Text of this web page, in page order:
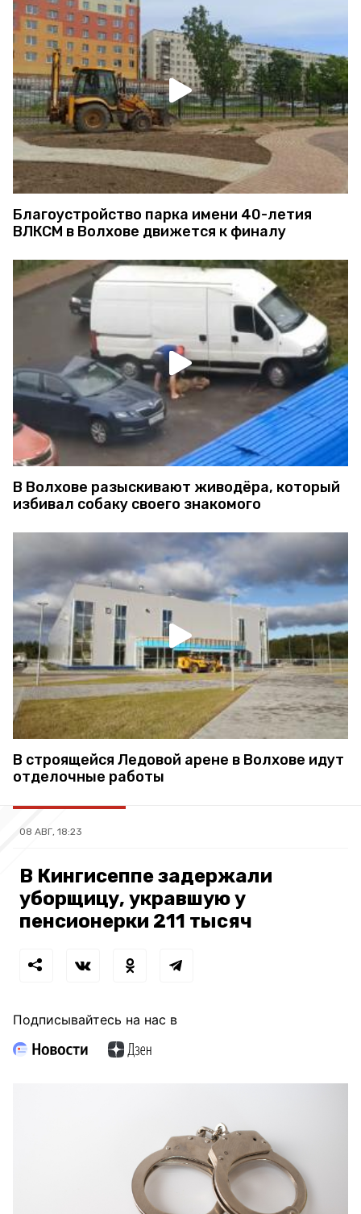
Благоустройство парка имени 40-летия
ВЛКСМ в Волхове движется к финалу
В Волхове разыскивают живодёра, который
избивал собаку своего знакомого
В строящейся Ледовой арене в Волхове идут
отделочные работы
08 АВГ, 18:23
В Кингисеппе задержали
уборщицу, укравшую у
пенсионерки 211 тысяч
Подписывайтесь на нас в